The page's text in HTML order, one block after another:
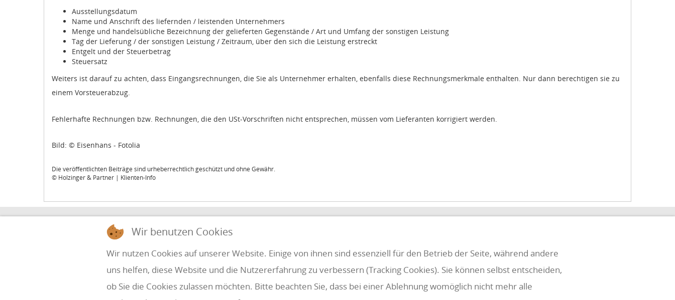
Ausstellungsdatum
Name und Anschrift des liefernden / leistenden Unternehmers
Menge und handelsübliche Bezeichnung der gelieferten Gegenstände / Art und Umfang der sonstigen Leistung
Tag der Lieferung / der sonstigen Leistung / Zeitraum, über den sich die Leistung erstreckt
Entgelt und der Steuerbetrag
Steuersatz
Weiters ist darauf zu achten, dass Eingangsrechnungen, die Sie als Unternehmer erhalten, ebenfalls diese Rechnungsmerkmale enthalten. Nur dann berechtigen sie zu
einem Vorsteuerabzug.
Fehlerhafte Rechnungen bzw. Rechnungen, die den USt-Vorschriften nicht entsprechen, müssen vom Lieferanten korrigiert werden.
Bild: © Eisenhans - Fotolia
Die veröffentlichten Beiträge sind urheberrechtlich geschützt und ohne Gewähr.
© Holzinger & Partner | Klienten-Info
HOLZINGER & PARTNER
STEUERBERATUNG UND WIRTSCHAFTSPRÜFUNG
office@holzinger.at
Fax: +43 7272 39 79 - 9
Klientenbereich
Disclaimer
Wir benutzen Cookies
Wir nutzen Cookies auf unserer Website. Einige von ihnen sind essenziell für den Betrieb der Seite, während andere
uns helfen, diese Website und die Nutzererfahrung zu verbessern (Tracking Cookies). Sie können selbst entscheiden,
ob Sie die Cookies zulassen möchten. Bitte beachten Sie, dass bei einer Ablehnung womöglich nicht mehr alle